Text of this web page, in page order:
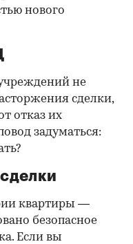
нового
не
сделки,
отказ их
задуматься:
квартиры —
безопасное
Если вы